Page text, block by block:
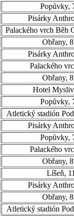
Popůvky,
Pisárky
Palackého vrch Běh
Obřany,
Pisárky
Palackého
Obřany,
Hotel
Popůvky,
Atletický stadión
Pisárky
Popůvky,
Palackého
Obřany,
Líšeň,
Pisárky
Obřany,
Atletický stadión